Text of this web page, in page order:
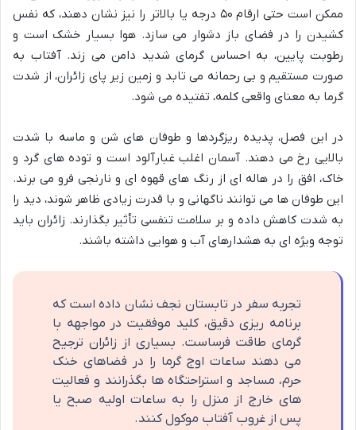
ممکن است حتی ارقام ۵۰ درجه یا بالاتر را نیز نشان دهند، که نفس
کشیدن را در فضای باز دشوار می سازد. هوا بسیار خشک است و
رطوبت پایین، به احساس گرمای شدید دامن می زند. آفتاب به
صورت مستقیم و بی رحمانه می تابد و زمین زیر پای زائران، از شدت
گرما به معنای واقعی کلمه، تفتیده می شود.
در این فصل، پدیده ریزگردها و طوفان های شن و ماسه با شدت
بالایی رخ می دهند. آسمان اغلب غبارآلود است و توده های گرد و
خاک، افق را در هاله ای از رنگ های قهوه ای و نارنجی فرو می برند.
این طوفان ها می توانند ناگهانی و با قدرت زیادی ظاهر شوند، دید را
به شدت کاهش داده و بر سلامت تنفسی تأثیر بگذارند. زائران باید
توجه ویژه ای به هشدارهای آب و هوایی داشته باشند.
تجربه سفر در تابستان نجف نشان داده است که
برنامه ریزی دقیق، کلید موفقیت در مواجهه با
گرمای طاقت فرساست. بسیاری از زائران ترجیح
می دهند ساعات اوج گرما را در فضاهای خنک
حرم، مساجد و استراحتگاه ها بگذرانند و فعالیت
های خارج از منزل را به ساعات اولیه صبح یا
پس از غروب آفتاب موکول کنند.